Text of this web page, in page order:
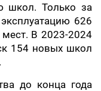
школ. Только за
626
В 2023-2024
154 новых школ
до конца года